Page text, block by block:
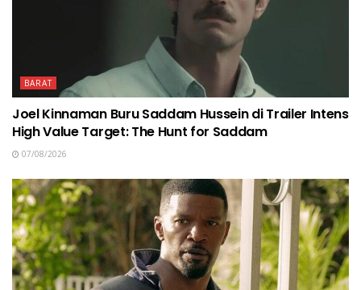
BARAT
Joel Kinnaman Buru Saddam Hussein di Trailer Intens
High Value Target: The Hunt for Saddam
07/08/2026